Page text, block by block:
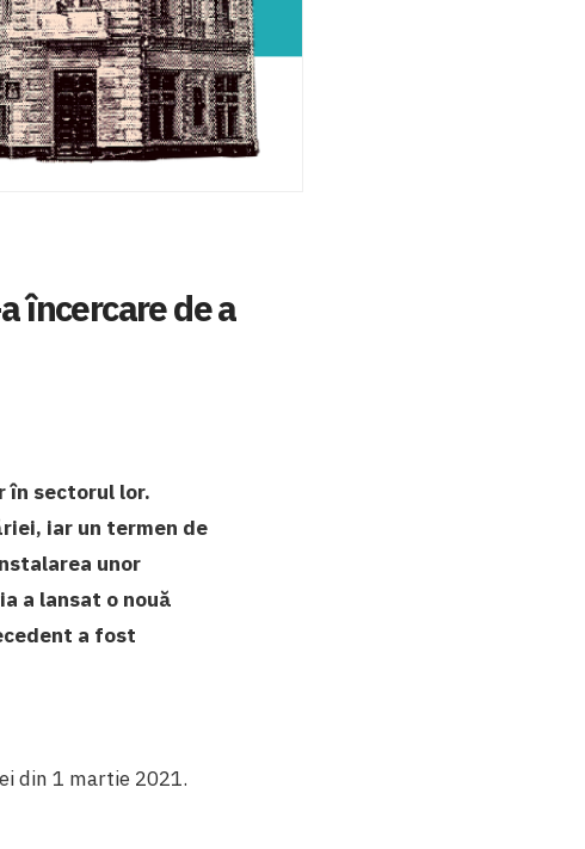
încercare de a
în sectorul lor.
iar un termen de
unor
a lansat o nouă
a fost
din 1 martie 2021.